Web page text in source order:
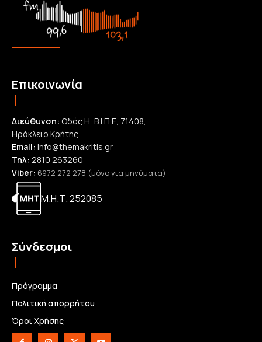
Επικοινωνία
Διεύθυνση: Οδός Η, Β.Ι.Π.Ε, 71408,
Ηράκλειο Κρήτης
Email: info@themakritis.gr
Τηλ: 2810 263260
Viber: 6972 272 278 (μόνο για μηνύματα)
Μ.Η.Τ. 252085
Σύνδεσμοι
Πρόγραμμα
Πολιτική απορρήτου
Όροι Χρήσης